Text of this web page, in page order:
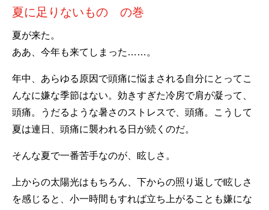
夏に足りないもの の巻
夏が来た。
ああ、今年も来てしまった……。
年中、あらゆる原因で頭痛に悩まされる自分にとってこ
んなに嫌な季節はない。効きすぎた冷房で肩が凝って、
頭痛。うだるような暑さのストレスで、頭痛。こうして
夏は連日、頭痛に襲われる日が続くのだ。
そんな夏で一番苦手なのが、眩しさ。
上からの太陽光はもちろん、下からの照り返しで眩しさ
を感じると、小一時間もすれば立ち上がることも嫌にな